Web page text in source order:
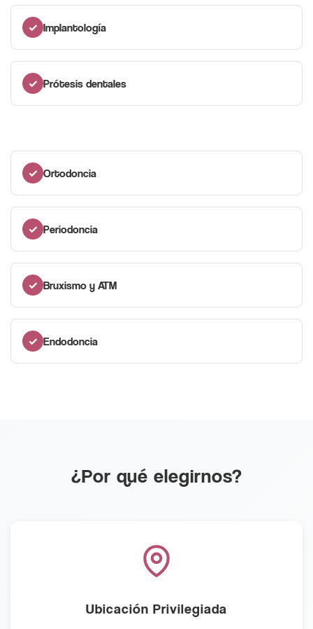
✓ Implantología
✓ Prótesis dentales
✓ Ortodoncia
✓ Periodoncia
✓ Bruxismo y ATM
✓ Endodoncia
¿Por qué elegirnos?
Ubicación Privilegiada